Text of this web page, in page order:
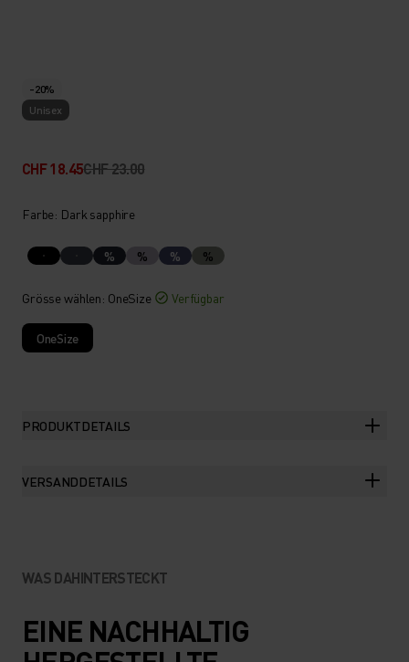
-20%
Unisex
CHF 18.45CHF 23.00
Farbe: Dark sapphire
% % % %
Grösse wählen: OneSize Verfügbar
OneSize
PRODUKTDETAILS
VERSANDDETAILS
WAS DAHINTERSTECKT
EINE NACHHALTIG